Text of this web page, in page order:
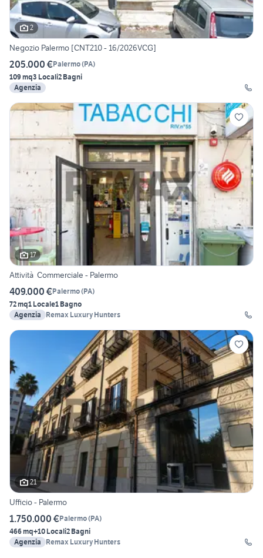
2
Negozio Palermo [CNT210 - 16/2026VCG]
205.000 €Palermo(PA)
109 mq3 Locali2 Bagni
Agenzia
17
Attività Commerciale - Palermo
409.000 €Palermo(PA)
72 mq1 Locale1 Bagno
Agenzia
Remax Luxury Hunters
21
Ufficio - Palermo
1.750.000 €Palermo(PA)
466 mq+10 Locali2 Bagni
Agenzia
Remax Luxury Hunters